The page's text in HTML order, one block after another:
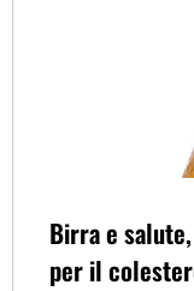
Birra e
per il